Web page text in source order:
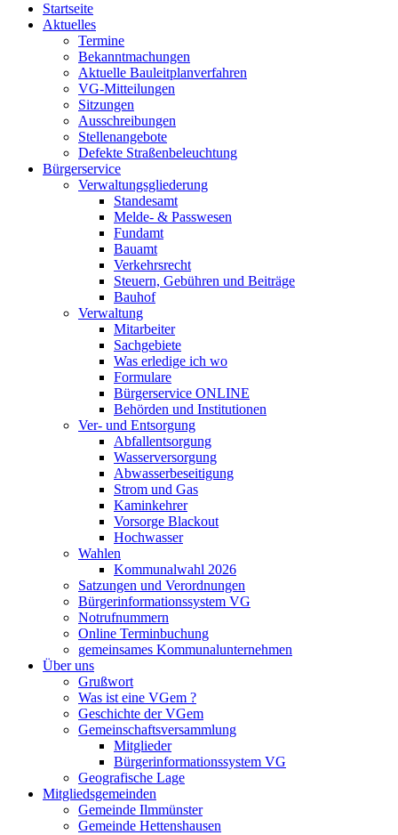
Startseite
Aktuelles
Termine
Bekanntmachungen
Aktuelle Bauleitplanverfahren
VG-Mitteilungen
Sitzungen
Ausschreibungen
Stellenangebote
Defekte Straßenbeleuchtung
Bürgerservice
Verwaltungsgliederung
Standesamt
Melde- & Passwesen
Fundamt
Bauamt
Verkehrsrecht
Steuern, Gebühren und Beiträge
Bauhof
Verwaltung
Mitarbeiter
Sachgebiete
Was erledige ich wo
Formulare
Bürgerservice ONLINE
Behörden und Institutionen
Ver- und Entsorgung
Abfallentsorgung
Wasserversorgung
Abwasserbeseitigung
Strom und Gas
Kaminkehrer
Vorsorge Blackout
Hochwasser
Wahlen
Kommunalwahl 2026
Satzungen und Verordnungen
Bürgerinformationssystem VG
Notrufnummern
Online Terminbuchung
gemeinsames Kommunalunternehmen
Über uns
Grußwort
Was ist eine VGem ?
Geschichte der VGem
Gemeinschaftsversammlung
Mitglieder
Bürgerinformationssystem VG
Geografische Lage
Mitgliedsgemeinden
Gemeinde Ilmmünster
Gemeinde Hettenshausen